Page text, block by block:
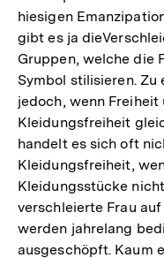
hiesigen
gibt es ja
Gruppen, welche die
Symbol stilisieren. Zu
jedoch, wenn
Kleidungsfreiheit
handelt es sich oft
Kleidungsfreiheit,
Kleidungsstücke
verschleierte Frau
werden jahrelang
ausgeschöpft. Kaum